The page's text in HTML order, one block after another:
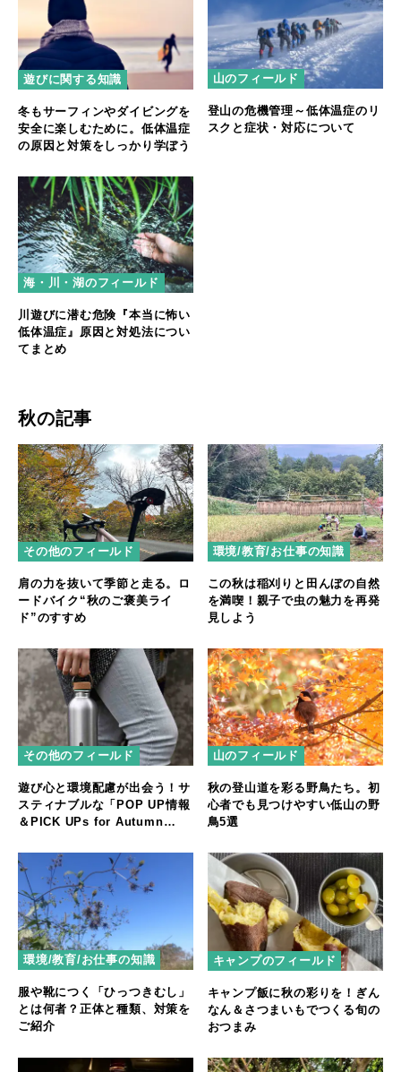
遊びに関する知識
冬もサーフィンやダイビングを
安全に楽しむために。低体温症
の原因と対策をしっかり学ぼう
山のフィールド
登山の危機管理～低体温症のリ
スクと症状・対応について
海・川・湖のフィールド
川遊びに潜む危険『本当に怖い
低体温症』原因と対処法につい
てまとめ
秋の記事
その他のフィールド
肩の力を抜いて季節と走る。ロ
ードバイク“秋のご褒美ライ
ド”のすすめ
環境/教育/お仕事の知識
この秋は稲刈りと田んぼの自然
を満喫！親子で虫の魅力を再発
見しよう
その他のフィールド
遊び心と環境配慮が出会う！サ
スティナブルな「POP UP情報
＆PICK UPs for Autumn
山のフィールド
秋の登山道を彩る野鳥たち。初
心者でも見つけやすい低山の野
鳥5選
環境/教育/お仕事の知識
服や靴につく「ひっつきむし」
とは何者？正体と種類、対策を
ご紹介
キャンプのフィールド
キャンプ飯に秋の彩りを！ぎん
なん＆さつまいもでつくる旬の
おつまみ